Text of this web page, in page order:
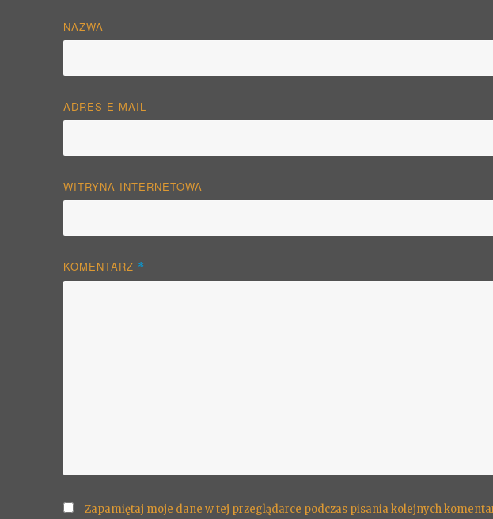
NAZWA
ADRES E-MAIL
WITRYNA INTERNETOWA
KOMENTARZ *
Zapamiętaj moje dane w tej przeglądarce podczas pisania kolejnych